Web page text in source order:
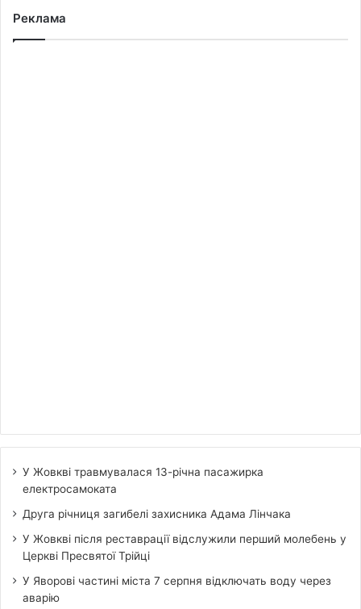
перший молебень у Церкві Пресвятої
Реклама
У Жовкві травмувалася 13-річна пасажирка
електросамоката
Друга річниця загибелі захисника Адама Лінчака
У Жовкві після реставрації відслужили перший молебень у
Церкві Пресвятої Трійці
У Яворові частині міста 7 серпня відключать воду через
аварію